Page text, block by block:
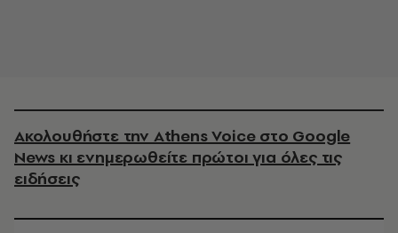
Ακολουθήστε την Athens Voice στο Google
News κι ενημερωθείτε πρώτοι για όλες τις
ειδήσεις